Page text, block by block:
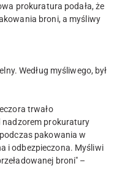
prokuratura podała, że
broni, a myśliwy
Według myśliwego, był
trwało
nadzorem prokuratury
pakowania w
i odbezpieczona. Myśliwi
broni" –